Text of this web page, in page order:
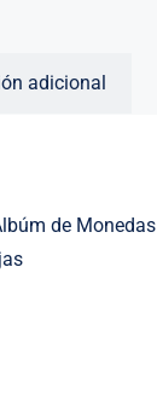
(contiene
adicional
de Monedas